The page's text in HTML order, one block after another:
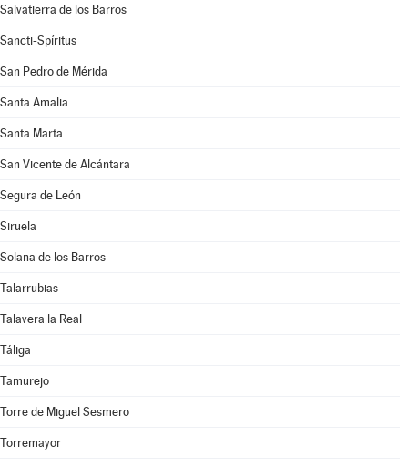
Salvatierra de los Barros
Sancti-Spíritus
San Pedro de Mérida
Santa Amalia
Santa Marta
San Vicente de Alcántara
Segura de León
Siruela
Solana de los Barros
Talarrubias
Talavera la Real
Táliga
Tamurejo
Torre de Miguel Sesmero
Torremayor